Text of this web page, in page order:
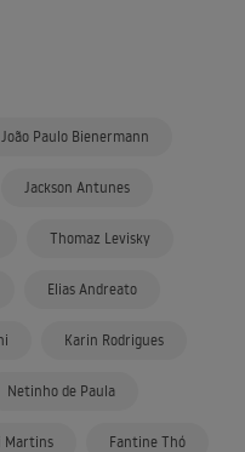
João Paulo Bienermann
Jackson Antunes
Thomaz Levisky
Elias Andreato
Karin Rodrigues
Netinho de Paula
Martins Fantine Thó